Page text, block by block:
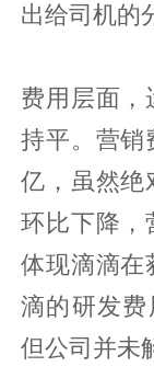
出给司机的
费用层面，
持平。营销
亿，虽然绝
环比下降，
体现滴滴在
滴的研发费
但公司并未